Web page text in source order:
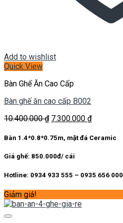
Add to wishlist
Quick View
Bàn Ghế Ăn Cao Cấp
Bàn ghế ăn cao cấp B002
10.400.000₫ Giá
là:
7.300.000 ₫Giá
tại
Bàn 1.4*0.8*0.75m, mặt đá Ceramic
Giá ghế: 850.000đ/ cái
Hotline: 0934 933 555 – 0935 656 000
Giảm giá!